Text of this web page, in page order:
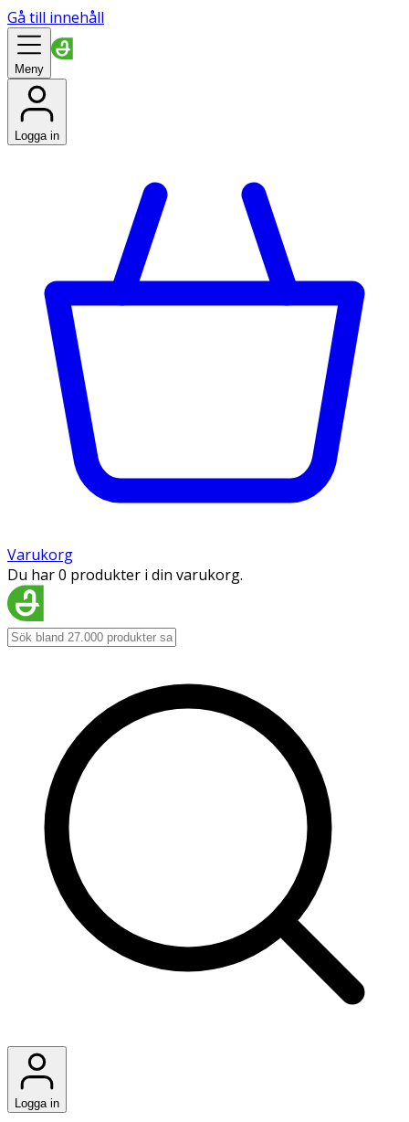
Gå till innehåll
Meny
Logga in
Varukorg
Du har 0 produkter i din varukorg.
Logga in